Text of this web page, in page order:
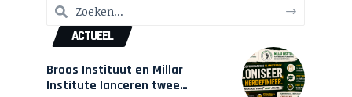
ACTUEEL
Broos Instituut en Millar
Institute lanceren twee